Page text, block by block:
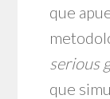
que
serious
que